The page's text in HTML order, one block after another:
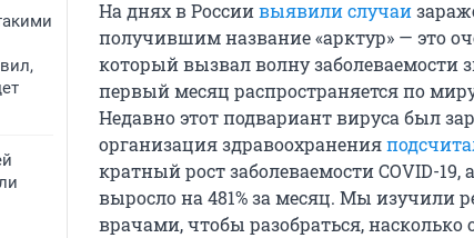
На днях в Россиивыявили случаи
получившим название «арктур» — это
который вызвал волну заболеваемости
первый месяц распространяется по
Недавно этот подвариант вируса был
организация здравоохранения
кратный рост заболеваемости COVID-
выросло на 481% за месяц. Мы изучили
врачами, чтобы разобраться,